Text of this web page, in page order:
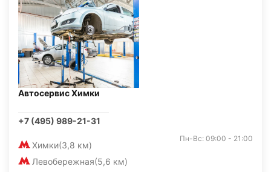
Автосервис Химки
+7 (495) 989-21-31
Химки(3,8 км)
Левобережная(5,6 км)
Пн-Вс: 09:00 - 21:00